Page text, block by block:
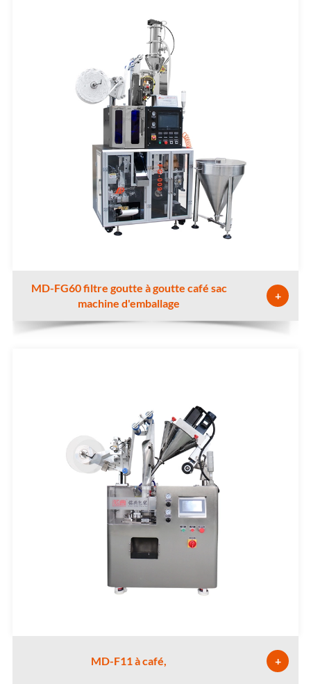
MD-FG60 filtre goutte à goutte café sac
machine d'emballage
+
MD-F11 à café, +